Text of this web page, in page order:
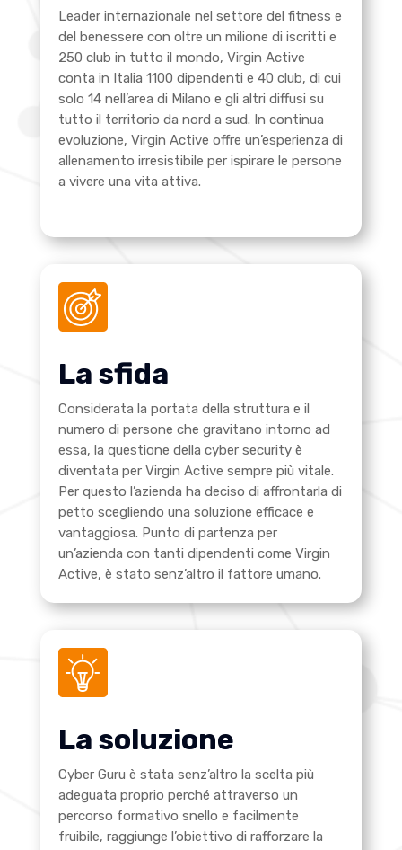
Leader internazionale nel settore del fitness e
del benessere con oltre un milione di iscritti e
250 club in tutto il mondo, Virgin Active
conta in Italia 1100 dipendenti e 40 club, di cui
solo 14 nell’area di Milano e gli altri diffusi su
tutto il territorio da nord a sud. In continua
evoluzione, Virgin Active offre un’esperienza di
allenamento irresistibile per ispirare le persone
a vivere una vita attiva.
La sfida
Considerata la portata della struttura e il
numero di persone che gravitano intorno ad
essa, la questione della cyber security è
diventata per Virgin Active sempre più vitale.
Per questo l’azienda ha deciso di affrontarla di
petto scegliendo una soluzione efficace e
vantaggiosa. Punto di partenza per
un’azienda con tanti dipendenti come Virgin
Active, è stato senz’altro il fattore umano.
La soluzione
Cyber Guru è stata senz’altro la scelta più
adeguata proprio perché attraverso un
percorso formativo snello e facilmente
fruibile, raggiunge l’obiettivo di rafforzare la